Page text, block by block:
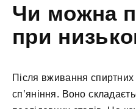
Чи можна
при
Після вживання спиртних
сп’яніння. Воно